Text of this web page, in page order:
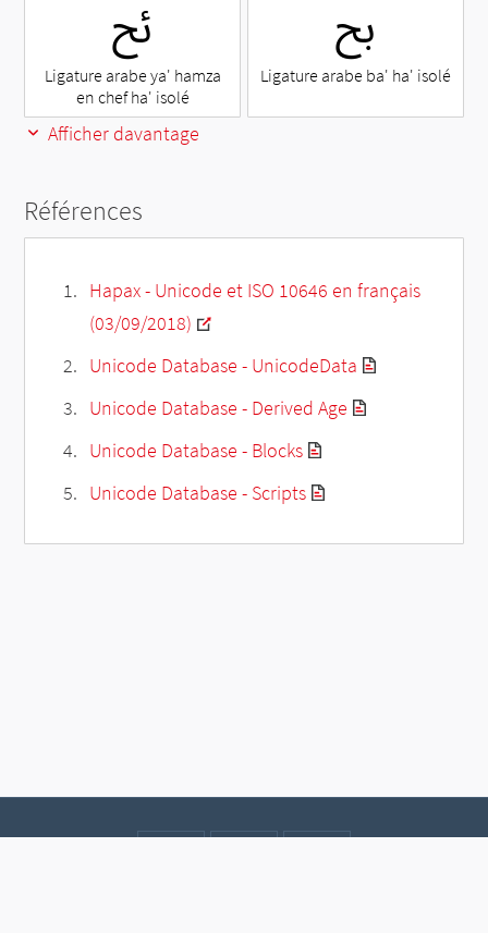
ﰁ
Ligature arabe ya' hamza
en chef ha' isolé
ﰆ
Ligature arabe ba' ha' isolé
Afficher davantage
Références
Hapax - Unicode et ISO 10646 en français
(03/09/2018)
Unicode Database - UnicodeData
Unicode Database - Derived Age
Unicode Database - Blocks
Unicode Database - Scripts